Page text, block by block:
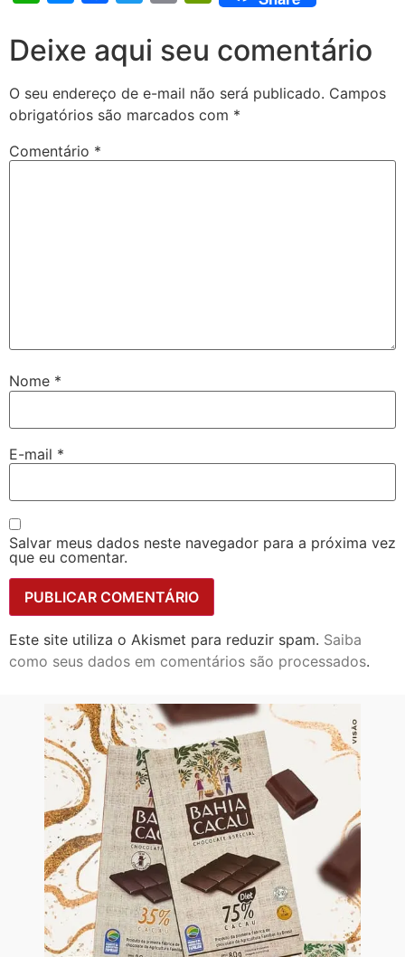
Deixe aqui seu comentário
O seu endereço de e-mail não será publicado. Campos
obrigatórios são marcados com *
Comentário *
Nome *
E-mail *
Salvar meus dados neste navegador para a próxima vez
que eu comentar.
Este site utiliza o Akismet para reduzir spam. Saiba
como seus dados em comentários são processados.